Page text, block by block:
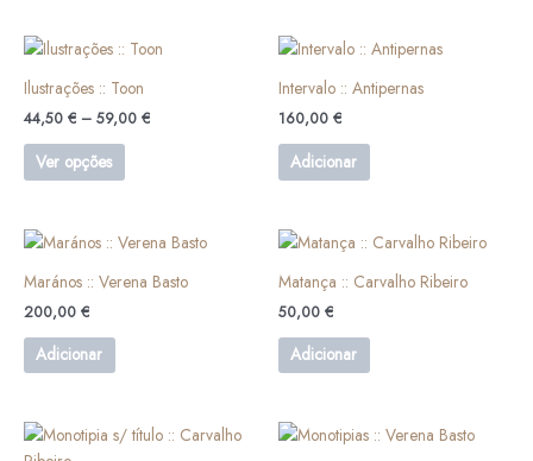
chosen
the
product
page
Ilustrações :: Toon
44,50 € – 59,00 €
Price
59,00 €
Ver opções
This
has
multiple
variants.
The
may
be
chosen
Intervalo :: Antipernas
160,00 €
Adicionar
Marános :: Verena Basto
200,00 €
Adicionar
Matança :: Carvalho Ribeiro
50,00 €
Adicionar
This